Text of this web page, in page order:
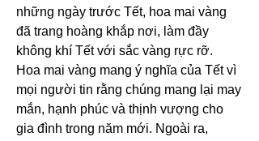
những ngày trước Tết, hoa mai vàng
đã trang hoàng khắp nơi, làm đầy
không khí Tết với sắc vàng rực rỡ.
Hoa mai vàng mang ý nghĩa của Tết vì
mọi người tin rằng chúng mang lại may
mắn, hạnh phúc và thịnh vượng cho
gia đình trong năm mới. Ngoài ra,